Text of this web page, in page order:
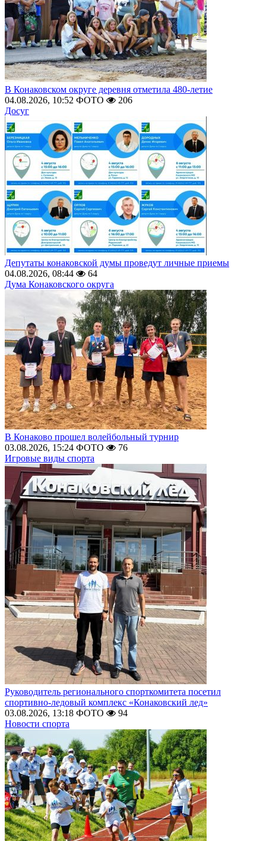
В Конаковском округе деревня отметила 480-летие
04.08.2026, 10:52 ФОТО
206
Досуг
Депутаты конаковской думы проведут личные приемы
04.08.2026, 08:44
64
Дума Конаковского округа
В Конаково прошел волейбольный турнир
03.08.2026, 15:24 ФОТО
76
Игровые виды спорта
Руководитель регионального спорткомитета посетил
спортивно-ледовый комплекс «Конаковский лед»
03.08.2026, 13:18 ФОТО
94
Новости спорта